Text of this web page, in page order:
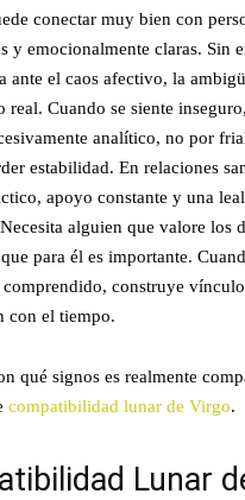
conectar muy bien con
y emocionalmente claras. Sin
ante el caos afectivo, la
real. Cuando se siente
analítico, no por
estabilidad. En relaciones
apoyo constante y una
alguien que valore los
para él es importante.
comprendido, construye
con el tiempo.
qué signos es realmente
compatibilidad lunar de Virgo.
Lunar